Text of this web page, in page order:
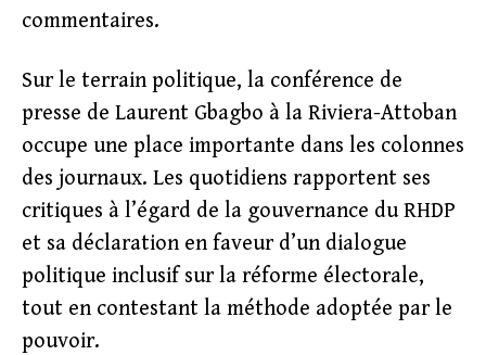
commentaires.
Sur le terrain politique, la conférence de
presse de Laurent Gbagbo à la Riviera-Attoban
occupe une place importante dans les colonnes
des journaux. Les quotidiens rapportent ses
critiques à l’égard de la gouvernance du RHDP
et sa déclaration en faveur d’un dialogue
politique inclusif sur la réforme électorale,
tout en contestant la méthode adoptée par le
pouvoir.